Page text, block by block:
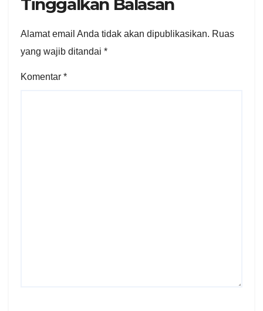
Tinggalkan Balasan
Alamat email Anda tidak akan dipublikasikan. Ruas
yang wajib ditandai *
Komentar *